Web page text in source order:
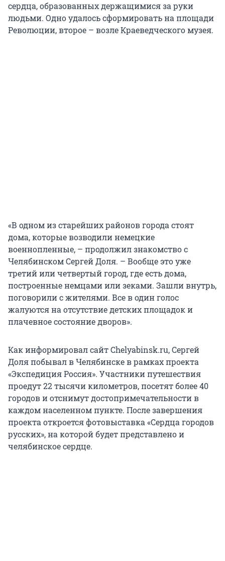
сердца, образованных держащимися за руки
людьми. Одно удалось сформировать на площади
Революции, второе – возле Краеведческого музея.
«В одном из старейших районов города стоят
дома, которые возводили немецкие
военнопленные, – продолжил знакомство с
Челябинском Сергей Доля. – Вообще это уже
третий или четвертый город, где есть дома,
построенные немцами или зеками. Зашли внутрь,
поговорили с жителями. Все в один голос
жалуются на отсутствие детских площадок и
плачевное состояние дворов».
Как информировал сайт Chelyabinsk.ru, Сергей
Доля побывал в Челябинске в рамках проекта
«Экспедиция Россия». Участники путешествия
проедут 22 тысячи километров, посетят более 40
городов и отснимут достопримечательности в
каждом населенном пункте. После завершения
проекта откроется фотовыставка «Сердца городов
русских», на которой будет представлено и
челябинское сердце.